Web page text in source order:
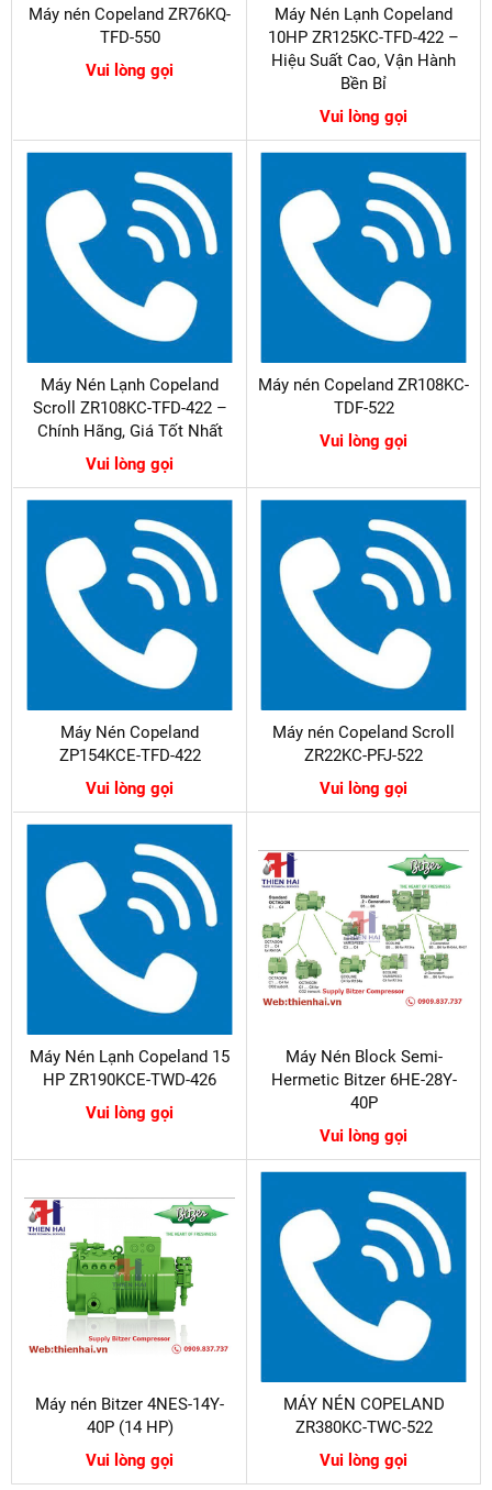
Máy nén Copeland ZR76KQ-
TFD-550
Vui lòng gọi
Máy Nén Lạnh Copeland
10HP ZR125KC-TFD-422 –
Hiệu Suất Cao, Vận Hành
Bền Bỉ
Vui lòng gọi
Máy Nén Lạnh Copeland
Scroll ZR108KC-TFD-422 –
Chính Hãng, Giá Tốt Nhất
Vui lòng gọi
Máy nén Copeland ZR108KC-
TDF-522
Vui lòng gọi
Máy Nén Copeland
ZP154KCE-TFD-422
Vui lòng gọi
Máy nén Copeland Scroll
ZR22KC-PFJ-522
Vui lòng gọi
Máy Nén Lạnh Copeland 15
HP ZR190KCE-TWD-426
Vui lòng gọi
Máy Nén Block Semi-
Hermetic Bitzer 6HE-28Y-
40P
Vui lòng gọi
Máy nén Bitzer 4NES-14Y-
40P (14 HP)
Vui lòng gọi
MÁY NÉN COPELAND
ZR380KC-TWC-522
Vui lòng gọi